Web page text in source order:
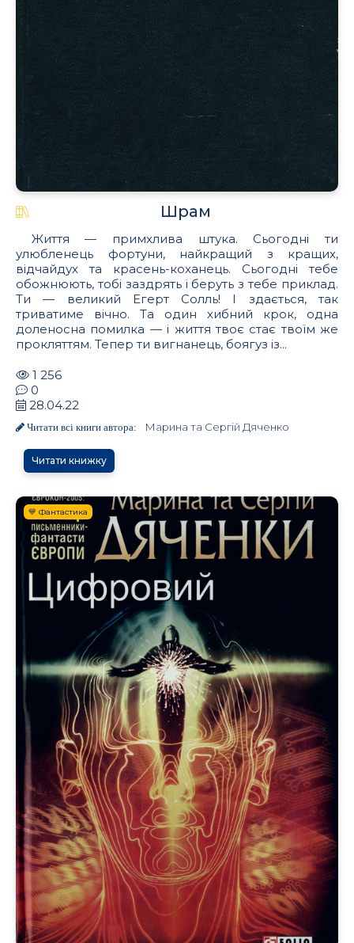
Шрам
Життя — примхлива штука. Сьогодні ти
улюбленець фортуни, найкращий з кращих,
відчайдух та красень-коханець. Сьогодні тебе
обожнюють, тобі заздрять і беруть з тебе приклад.
Ти — великий Егерт Солль! І здається, так
триватиме вічно. Та один хибний крок, одна
доленосна помилка — і життя твоє стає твоїм же
прокляттям. Тепер ти вигнанець, боягуз із...
1 256
0
28.04.22
Читати всі книги автора: Марина та Сергій Дяченко
Читати книжку
💙 Фантастика